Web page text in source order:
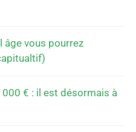
âge vous pourrez
€ : il est désormais à